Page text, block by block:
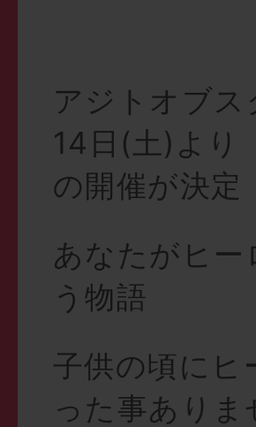
アジトオブ
14日(土)より
の開催が決定
あなたがヒ
う物語
子供の頃にヒ
った事ありま